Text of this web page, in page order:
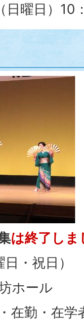
日曜日）10
は終了しま
・祝日）
ホール
在勤・在